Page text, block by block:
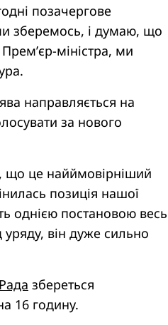
позачергове
зберемось, і думаю, що
міністра, ми
направляється на
за нового
що це найймовірніший
позиція нашої
однією постановою весь
він дуже сильно
збереться
16 годину.